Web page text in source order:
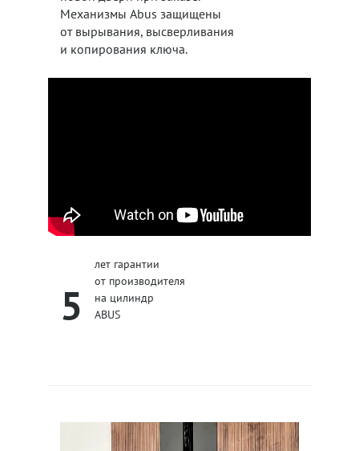
Механизмы Abus защищены
от вырывания, высверливания
и копирования ключа.
5
лет гарантии
от производителя
на цилиндр
ABUS